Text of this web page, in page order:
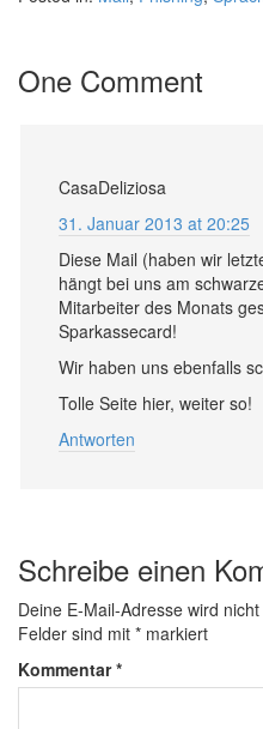
One Comment
CasaDeliziosa
31. Januar 2013 at 20:25
Diese Mail (haben wir
hängt bei uns am
Mitarbeiter des Monats
Sparkassecard!
Wir haben uns ebenfalls
Tolle Seite hier, weiter so!
Antworten
Schreibe einen
Deine E-Mail-Adresse wird
Felder sind mit * markiert
Kommentar*